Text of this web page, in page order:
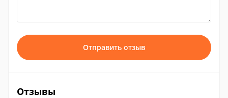
Отправить отзыв
Отзывы